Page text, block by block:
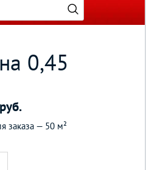
0,45
руб.
заказа — 50 м²